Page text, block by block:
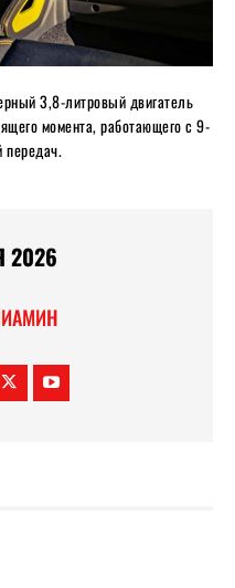
3,8-литровый двигатель
момента, работающего с 9-
передач.